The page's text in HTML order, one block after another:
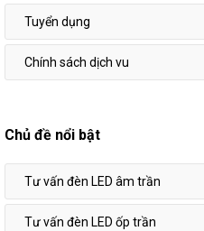
Tuyển dụng
Chính sách dịch vu
Chủ đề nổi bật
Tư vấn đèn LED âm trần
Tư vấn đèn LED ốp trần